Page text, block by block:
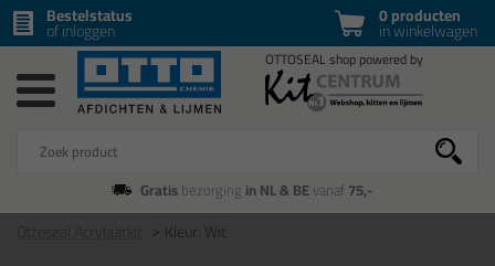
0 producten
in winkelwagen
Bestelstatus
of inloggen
Gratisbezorging in NL & BEvanaf75,-
Kleur: Wit